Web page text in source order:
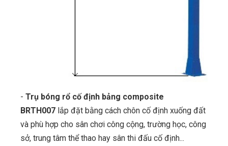
- Trụ bóng rổ cố định bảng composite
BRTH007 lắp đặt bằng cách chôn cố định xuống đất
và phù hợp cho sân chơi công cộng, trường học, công
sở, trung tâm thể thao hay sân thi đấu cố định...